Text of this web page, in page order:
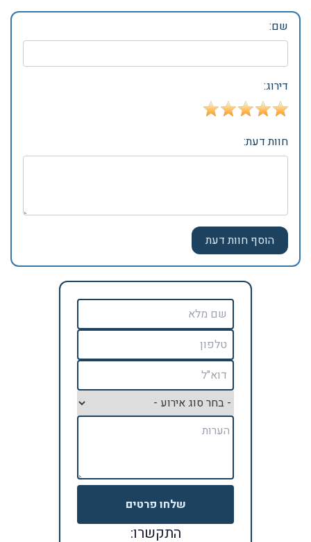
שם:
דירוג:
חוות דעת:
שלחו פרטים
התקשרו: